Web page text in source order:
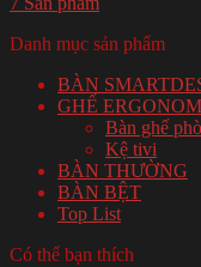
Danh mục sản phẩm
BÀN
GHẾ
Bàn ghế
Kệ tivi
BÀN THƯỜNG
BÀN BỆT
Top List
Có thể bạn thích